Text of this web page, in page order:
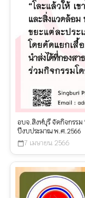
อบจ.สิงห์บุรี จัดกิจกรรม "
ปีงบประมาณ พ.ศ.2566
calendar_today7 เมษายน 2566